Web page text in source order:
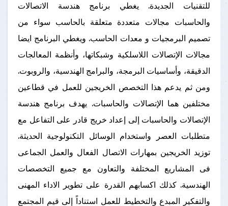
للتقنيات الجديدة. يغطي برنامج هندسة الاتصالات
والحاسبات مجالات متعددة متعلقة بالحاسب سواء من
تصميم البرمجيات و معدات الحاسب. ويغطي البرنامج ايضا
مجالات الإتصالات اللاسلكية وشبكاتها، وأنظمة المعالجات
الدقيقة، وأساسيات البرمجة، والبرامج الهندسية، والروبوت.
ومن ثم يدعم هذا التخصص الخريجين للعمل في قطاعين
مختلفين هما الإتصالات والحاسبات. يهدف برنامج هندسة
الإتصالات والحاسبات إلى إعداد خريج قادر على التفاعل مع
متطلبات العصر واستخدام الوسائل التكنولوجية الحديثة.
توزيد الخريجين بمهارات الاتصال الفعال والعمل الجماعى
فى المشاريع المختلفة والتعاون مع جميع التخصصات
الهندسية. كذلك اكسابهم القدرة على تطوير الاداء المهنى
والتفكير المبدع والتخطيط للعمل استناداً إلى قيم المجتمع